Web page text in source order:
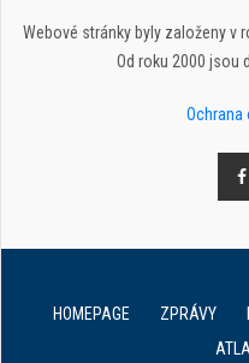
Webové stránky byly založeny v
Od roku 2000 jsou
Ochrana
HOMEPAGE ZPRÁVY